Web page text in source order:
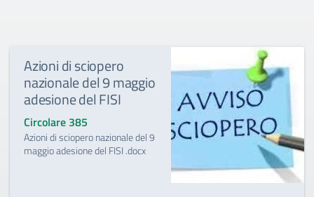
Azioni di sciopero
nazionale del 9 maggio
adesione del FISI
Circolare 385
Azioni di sciopero nazionale del 9
maggio adesione del FISI .docx